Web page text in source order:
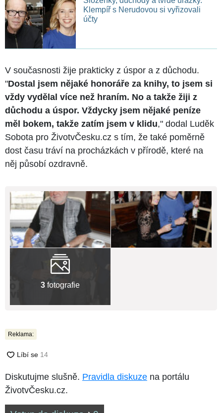
Klempíř s Nerudovou si vyřizovali
účty
V současnosti žije prakticky z úspor a z důchodu.
"Dostal jsem nějaké honoráře za knihy, to jsem si
vždy vydělal více než hraním. No a takže žiji z
důchodu a úspor. Vždycky jsem nějaké peníze
měl bokem, takže zatím jsem v klidu," dodal Luděk
Sobota pro ŽivotvČesku.cz s tím, že také poměrně
dost času tráví na procházkách v přírodě, které na
něj působí ozdravně.
3 fotografie
Reklama:
Diskutujme slušně. Pravidla diskuze na portálu
ŽivotvČesku.cz.